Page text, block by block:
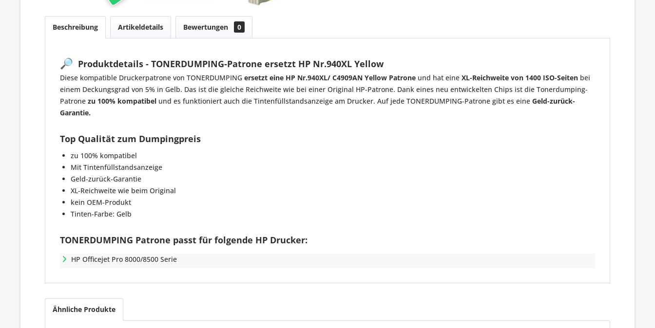
Beschreibung Artikeldetails Bewertungen 0
🔎 Produktdetails - TONERDUMPING-Patrone ersetzt HP Nr.940XL Yellow
Diese kompatible Druckerpatrone von TONERDUMPING ersetzt eine HP Nr.940XL/ C4909AN Yellow Patrone und hat eine XL-Reichweite von 1400 ISO-Seiten bei
einem Deckungsgrad von 5% in Gelb. Das ist die gleiche Reichweite wie bei einer Original HP-Patrone. Dank eines neu entwickelten Chips ist die Tonerdumping-
Patrone zu 100% kompatibel und es funktioniert auch die Tintenfüllstandsanzeige am Drucker. Auf jede TONERDUMPING-Patrone gibt es eine Geld-zurück-
Garantie.
Top Qualität zum Dumpingpreis
zu 100% kompatibel
Mit Tintenfüllstandsanzeige
Geld-zurück-Garantie
XL-Reichweite wie beim Original
kein OEM-Produkt
Tinten-Farbe: Gelb
TONERDUMPING Patrone passt für folgende HP Drucker:
HP Officejet Pro 8000/8500 Serie
Ähnliche Produkte